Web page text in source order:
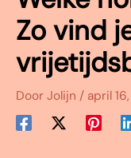
Zo vind
Door Jolijn / april